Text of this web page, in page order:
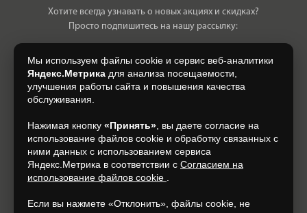
Хотите всегда узнавать о новых акциях и скидках?
Просто подпишитесь на нашу рассылку:
Нажимая на кнопку, я даю свое согласие на обработку моих
персональных данных, на условиях и для целей, определенных в
Подписаться
+7 (920) 150-77-00
Мы используем файлы cookie и сервис веб-аналитики
Яндекс.Метрика для анализа посещаемости,
улучшения работы сайта и повышения качества
обслуживания.
Нажимая кнопку «Принять» , вы даете согласие на
использование файлов cookie и обработку связанных с
ними данных с использованием сервиса
Яндекс.Метрика в соответствии с Согласием на
использование файлов cookie
Если вы нажмете «Отклонить», файлы cookie, не